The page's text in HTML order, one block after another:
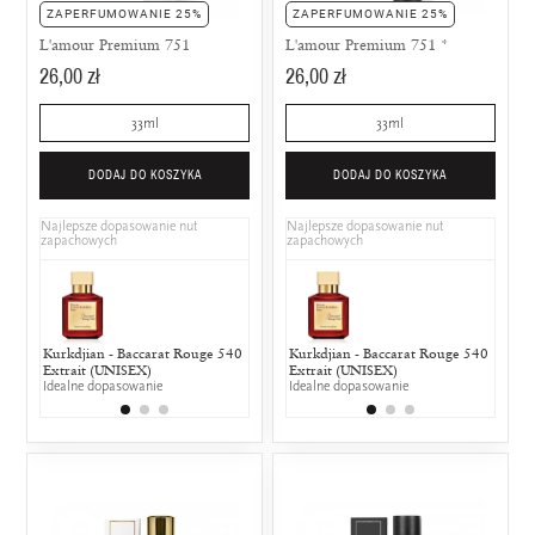
ZAPERFUMOWANIE 25%
L'amour Premium 751
26,00 zł
33ml
DODAJ DO KOSZYKA
Najlepsze dopasowanie nut
zapachowych
Kurkdjian - Baccarat Rouge 540
Extrait (UNISEX)
Idealne dopasowanie
Davidoff - Cool Water Edt
25% wspólnych nut zapachowych
Chanel -
ZAPERFUMOWANIE 25%
L'amour Premium 751 *
26,00 zł
33ml
DODAJ DO KOSZYKA
Najlepsze dopasowanie nut
zapachowych
Kurkdjian - Baccarat Rouge 540
Extrait (UNISEX)
Idealne dopasowanie